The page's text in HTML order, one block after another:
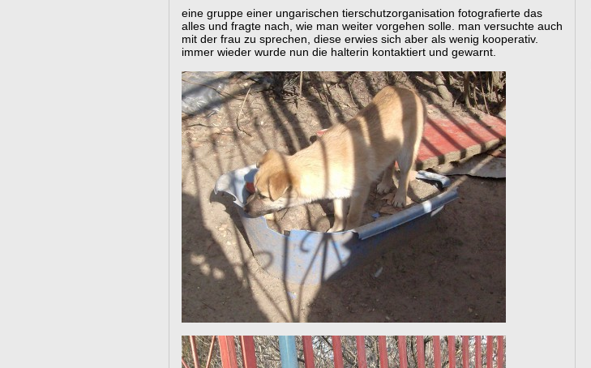
eine gruppe einer ungarischen tierschutzorganisation fotografierte das
alles und fragte nach, wie man weiter vorgehen solle. man versuchte auch
mit der frau zu sprechen, diese erwies sich aber als wenig kooperativ.
immer wieder wurde nun die halterin kontaktiert und gewarnt.